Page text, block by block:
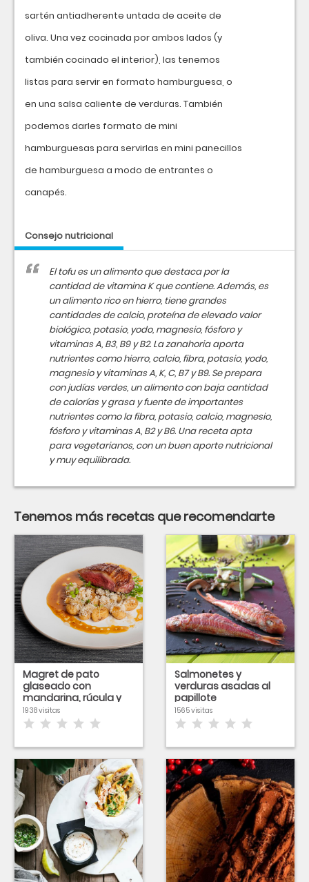
sartén antiadherente untada de aceite de
oliva. Una vez cocinada por ambos lados (y
también cocinado el interior), las tenemos
listas para servir en formato hamburguesa, o
en una salsa caliente de verduras. También
podemos darles formato de mini
hamburguesas para servirlas en mini panecillos
de hamburguesa a modo de entrantes o
canapés.
Consejo nutricional
El tofu es un alimento que destaca por la
cantidad de vitamina K que contiene. Además, es
un alimento rico en hierro, tiene grandes
cantidades de calcio, proteína de elevado valor
biológico, potasio, yodo, magnesio, fósforo y
vitaminas A, B3, B9 y B2. La zanahoria aporta
nutrientes como hierro, calcio, fibra, potasio, yodo,
magnesio y vitaminas A, K, C, B7 y B9. Se prepara
con judías verdes, un alimento con baja cantidad
de calorías y grasa y fuente de importantes
nutrientes como la fibra, potasio, calcio, magnesio,
fósforo y vitaminas A, B2 y B6. Una receta apta
para vegetarianos, con un buen aporte nutricional
y muy equilibrada.
Tenemos más recetas que recomendarte
Magret de pato
glaseado con
mandarina, rúcula y
ñoquis de nuez
1938 visitas
Salmonetes y
verduras asadas al
papillote
1565 visitas